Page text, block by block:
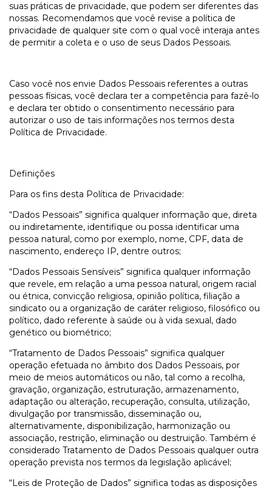
suas práticas de privacidade, que podem ser diferentes das
nossas. Recomendamos que você revise a política de
privacidade de qualquer site com o qual você interaja antes
de permitir a coleta e o uso de seus Dados Pessoais.
Caso você nos envie Dados Pessoais referentes a outras
pessoas físicas, você declara ter a competência para fazê-lo
e declara ter obtido o consentimento necessário para
autorizar o uso de tais informações nos termos desta
Política de Privacidade.
Definições
Para os fins desta Política de Privacidade:
“Dados Pessoais” significa qualquer informação que, direta
ou indiretamente, identifique ou possa identificar uma
pessoa natural, como por exemplo, nome, CPF, data de
nascimento, endereço IP, dentre outros;
“Dados Pessoais Sensíveis” significa qualquer informação
que revele, em relação a uma pessoa natural, origem racial
ou étnica, convicção religiosa, opinião política, filiação a
sindicato ou a organização de caráter religioso, filosófico ou
político, dado referente à saúde ou à vida sexual, dado
genético ou biométrico;
“Tratamento de Dados Pessoais” significa qualquer
operação efetuada no âmbito dos Dados Pessoais, por
meio de meios automáticos ou não, tal como a recolha,
gravação, organização, estruturação, armazenamento,
adaptação ou alteração, recuperação, consulta, utilização,
divulgação por transmissão, disseminação ou,
alternativamente, disponibilização, harmonização ou
associação, restrição, eliminação ou destruição. Também é
considerado Tratamento de Dados Pessoais qualquer outra
operação prevista nos termos da legislação aplicável;
“Leis de Proteção de Dados” significa todas as disposições